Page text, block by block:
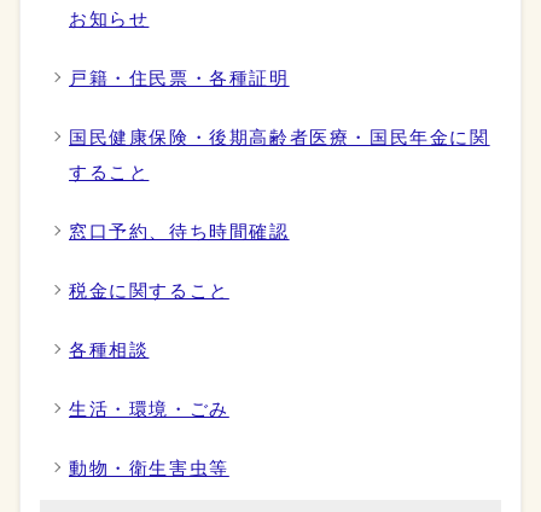
お知らせ
戸籍・住民票・各種証明
国民健康保険・後期高齢者医療・国民年金に関
すること
窓口予約、待ち時間確認
税金に関すること
各種相談
生活・環境・ごみ
動物・衛生害虫等